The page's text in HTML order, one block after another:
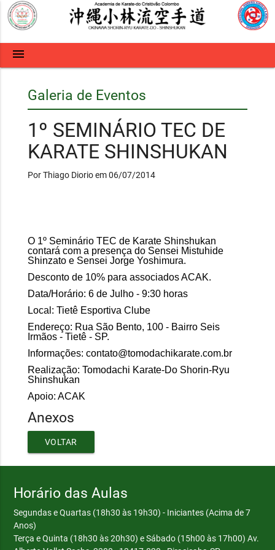
menu
Galeria de Eventos
1º SEMINÁRIO TEC DE
KARATE SHINSHUKAN
Por Thiago Diorio em 06/07/2014
O 1º Seminário TEC de Karate Shinshukan
contará com a presença do Sensei Mistuhide
Shinzato e Sensei Jorge Yoshimura.
Desconto de 10% para associados ACAK.
Data/Horário: 6 de Julho - 9:30 horas
Local: Tietê Esportiva Clube
Endereço: Rua São Bento, 100 - Bairro Seis
Irmãos - Tietê - SP.
Informações: contato@tomodachikarate.com.br
Realização: Tomodachi Karate-Do Shorin-Ryu
Shinshukan
Apoio: ACAK
Anexos
VOLTAR
Horário das Aulas
Segundas e Quartas (18h30 às 19h30) - Iniciantes (Acima de 7
Anos)
Terça e Quinta (18h30 às 20h30) e Sábado (15h00 às 17h00) Av.